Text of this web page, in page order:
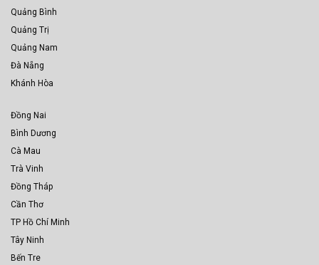
Quảng Bình
Quảng Trị
Quảng Nam
Đà Nẵng
Khánh Hòa
Đồng Nai
Bình Dương
Cà Mau
Trà Vinh
Đồng Tháp
Cần Thơ
TP Hồ Chí Minh
Tây Ninh
Bến Tre